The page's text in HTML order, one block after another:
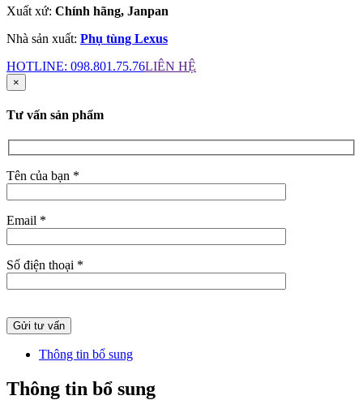
Xuất xứ: Chính hãng, Janpan
Nhà sản xuất: Phụ tùng Lexus
HOTLINE: 098.801.75.76LIÊN HỆ
×
Tư vấn sản phẩm
Tên của bạn *
Email *
Số điện thoại *
Thông tin bổ sung
Thông tin bổ sung